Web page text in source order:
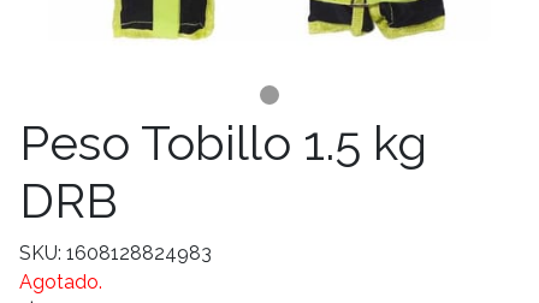
Peso Tobillo 1.5 kg
DRB
SKU: 1608128824983
Agotado.